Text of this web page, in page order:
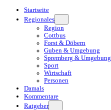
Startseite
Regionales
Region
Cottbus
Forst & Döbern
Guben & Umgebung
Spremberg & Umgebung
Sport
Wirtschaft
Personen
Damals
Kommentare
Ratgeber